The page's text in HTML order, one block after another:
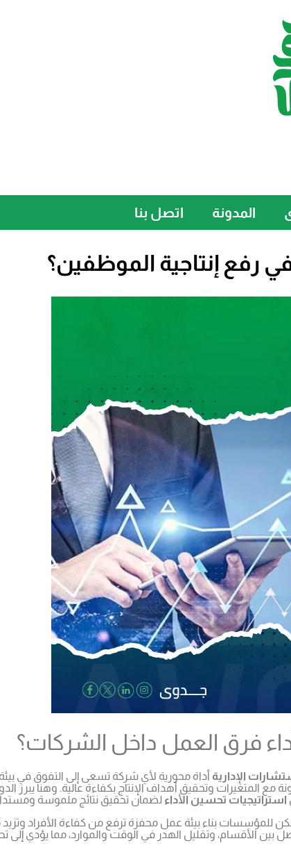
المدونة اتصل بنا
رفع إنتاجية الموظفين؟
فرق العمل داخل الشركات؟
الإدارية أداة محورية لأي شركة تسعى إلى التفوق في
المتغيرات وتحقيق أهداف الإنتاج بكفاءة عالية. وهنا يبرز
استراتيجيات تحسين الأداء لضمان تحقيق نتائج ملموسة
للمؤسسات بناء بيئة عمل محفزة ترفع من كفاءة الأفراد
وتقليل الهدر في الوقت والموارد، مما يؤدي إلى